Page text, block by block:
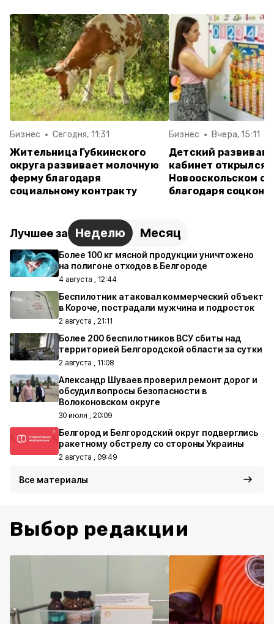
Бизнес Сегодня, 11:31
Жительница Губкинского
округа развивает молочную
ферму благодаря
социальному контракту
Бизнес Вчера, 15:11
Детский
кабинет открылся
Новооскольском
благодаря
Лучшее за Неделю Месяц
Более 100 кг мясной продукции уничтожено
на полигоне отходов в Белгороде
4 августа , 12:44
Беспилотник атаковал коммерческий объект
в Короче, пострадали мужчина и подросток
2 августа , 21:11
Более 200 беспилотников ВСУ сбиты над
территорией Белгородской области за сутки
2 августа , 11:08
Александр Шуваев проверил ремонт дорог и
обсудил вопросы безопасности в
Волоконовском округе
30 июля , 20:09
Белгород и Белгородский округ подверглись
ракетному обстрелу со стороны Украины
2 августа , 09:49
Все материалы
Выбор редакции